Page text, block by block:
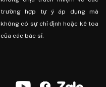
trường hợp tự ý áp dụng mà
không có sự chỉ định hoặc kê toa
của các bác sĩ.